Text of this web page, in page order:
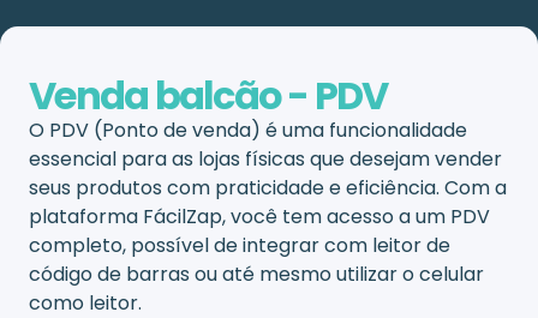
Venda balcão - PDV
O PDV (Ponto de venda) é uma funcionalidade
essencial para as lojas físicas que desejam vender
seus produtos com praticidade e eficiência. Com a
plataforma FácilZap, você tem acesso a um PDV
completo, possível de integrar com leitor de
código de barras ou até mesmo utilizar o celular
como leitor.